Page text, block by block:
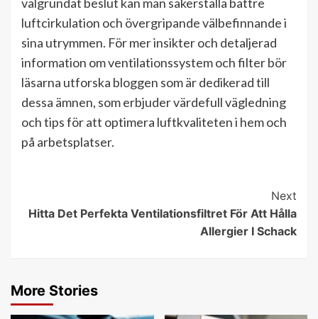
välgrundat beslut kan man säkerställa bättre
luftcirkulation och övergripande välbefinnande i
sina utrymmen. För mer insikter och detaljerad
information om ventilationssystem och filter bör
läsarna utforska bloggen som är dedikerad till
dessa ämnen, som erbjuder värdefull vägledning
och tips för att optimera luftkvaliteten i hem och
på arbetsplatser.
Reading
Next
Hitta Det Perfekta Ventilationsfiltret För Att Hålla
Allergier I Schack
More Stories